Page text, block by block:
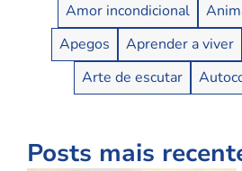
Amor incondicional
Apegos
Aprender a viver
Arte de escutar
Posts mais